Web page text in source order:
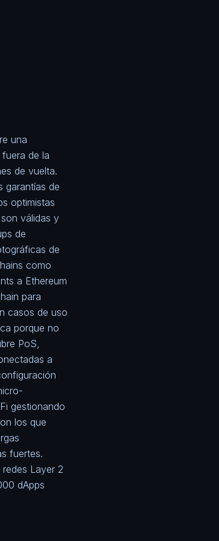
una
de la
de vuelta.
garantías de
optimistas
válidas y
de
de
como
a Ethereum
para
casos de uso
porque no
PoS,
a
gestionando
los que
fuertes.
Layer 2
dApps